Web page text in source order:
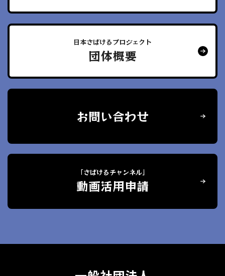
日本さばけるプロジェクト
団体概要
お問い合わせ
「さばけるチャンネル」
動画活用申請